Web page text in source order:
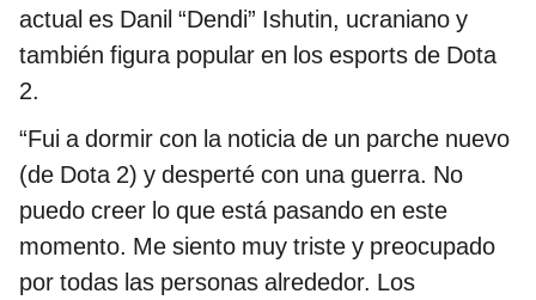
actual es Danil “Dendi” Ishutin, ucraniano y
también figura popular en los esports de Dota
2.
“Fui a dormir con la noticia de un parche nuevo
(de Dota 2) y desperté con una guerra. No
puedo creer lo que está pasando en este
momento. Me siento muy triste y preocupado
por todas las personas alrededor. Los